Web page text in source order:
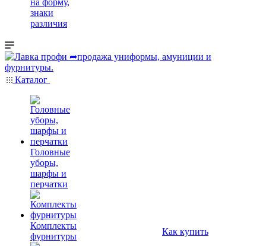
на форму,
знаки
различия
Каталог
Головные
уборы,
шарфы и
перчатки
Комплекты
фурнитуры
Как купить